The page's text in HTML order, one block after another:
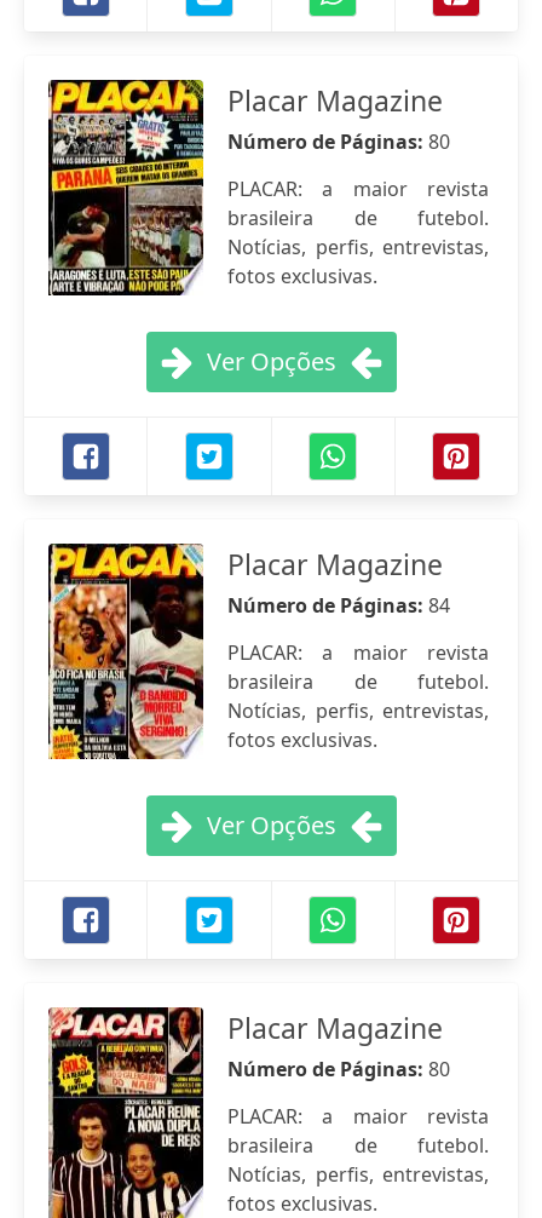
Placar Magazine
Número de Páginas: 80
PLACAR: a maior revista
brasileira de futebol.
Notícias, perfis, entrevistas,
fotos exclusivas.
Ver Opções
Placar Magazine
Número de Páginas: 84
PLACAR: a maior revista
brasileira de futebol.
Notícias, perfis, entrevistas,
fotos exclusivas.
Ver Opções
Placar Magazine
Número de Páginas: 80
PLACAR: a maior revista
brasileira de futebol.
Notícias, perfis, entrevistas,
fotos exclusivas.